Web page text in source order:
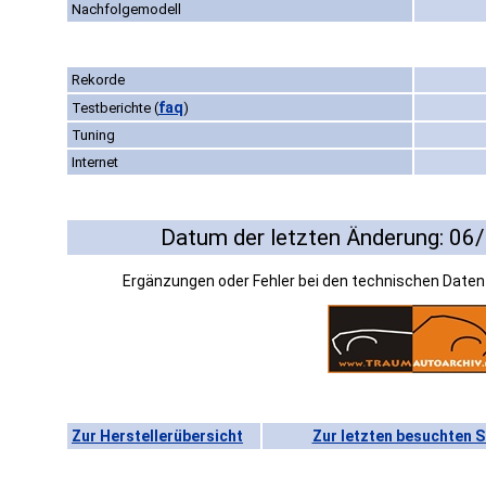
Nachfolgemodell
Rekorde
Testberichte (faq)
Tuning
Internet
Datum der letzten Änderung:
Ergänzungen oder Fehler bei den technischen
Zur Herstellerübersicht Zur letzten besuchten